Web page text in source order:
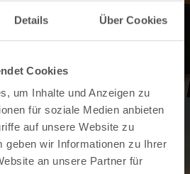
Details Über Cookies
Cookies
um Inhalte und Anzeigen zu
für soziale Medien anbieten
auf unsere Website zu
geben wir Informationen zu Ihrer
an unsere Partner für